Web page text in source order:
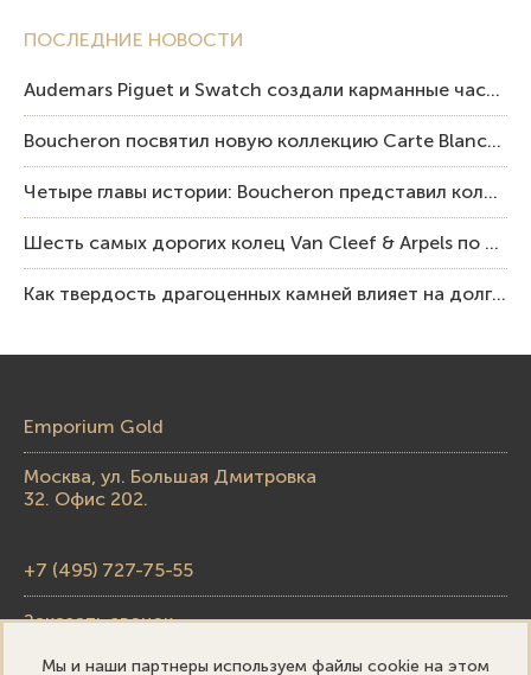
ПОСЛЕДНИЕ НОВОСТИ
Audemars Piguet и Swatch создали карманные часы в эстетике Royal Oak и Pop Art
Boucheron посвятил новую коллекцию Carte Blanche Human Being человеку и силе мастерства
Четыре главы истории: Boucheron представил коллекцию «Nom: Boucheron, Prénom: Frédéric»
Шесть самых дорогих колец Van Cleef & Arpels по итогам аукционов Sotheby’s
Как твердость драгоценных камней влияет на долговечность ювелирных изделий
Emporium Gold
Москва, ул. Большая Дмитровка
32. Офис 202.
+7 (495) 727-75-55
Заказать звонок
Мы и наши партнеры используем файлы cookie на этом